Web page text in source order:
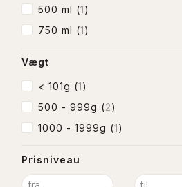
500 ml (1)
750 ml (1)
Vægt
< 101g (1)
500 - 999g (2)
1000 - 1999g (1)
Prisniveau